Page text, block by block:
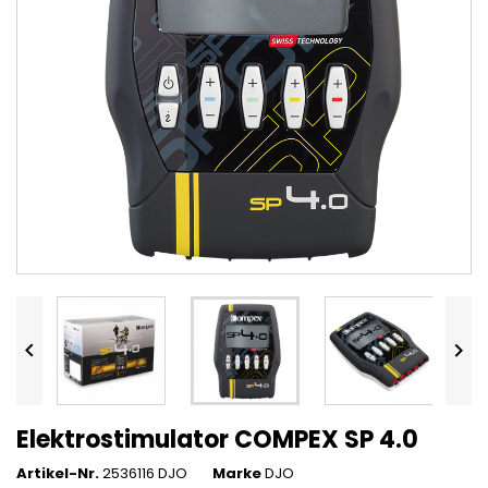
 
Elektrostimulator COMPEX SP 4.0
Artikel-Nr.2536116 DJO MarkeDJO